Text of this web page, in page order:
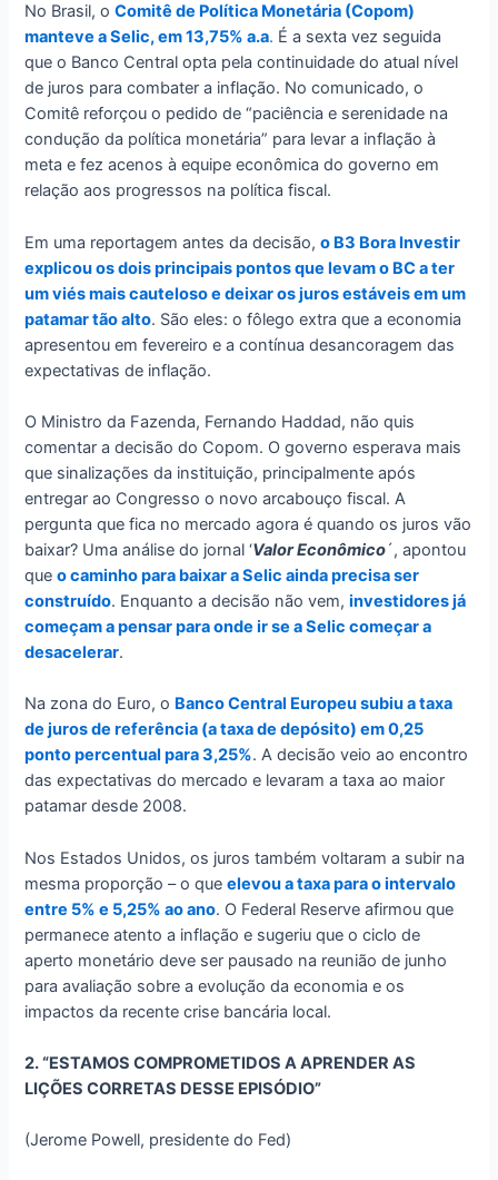
No Brasil, oComitê de Política Monetária (Copom)
manteve a Selic, em 13,75% a.a. É a sexta vez seguida
que o Banco Central opta pela continuidade do atual nível
de juros para combater a inflação. No comunicado, o
Comitê reforçou o pedido de “paciência e serenidade na
condução da política monetária” para levar a inflação à
meta e fez acenos à equipe econômica do governo em
relação aos progressos na política fiscal.
Em uma reportagem antes da decisão,o B3 Bora Investir
explicou os dois principais pontos que levam o BC a ter
um viés mais cauteloso e deixar os juros estáveis em um
patamar tão alto. São eles: o fôlego extra que a economia
apresentou em fevereiro e a contínua desancoragem das
expectativas de inflação.
O Ministro da Fazenda, Fernando Haddad, não quis
comentar a decisão do Copom. O governo esperava mais
que sinalizações da instituição, principalmente após
entregar ao Congresso o novo arcabouço fiscal. A
pergunta que fica no mercado agora é quando os juros vão
baixar? Uma análise do jornal ‘Valor Econômico´, apontou
queo caminho para baixar a Selic ainda precisa ser
construído. Enquanto a decisão não vem,investidores já
começam a pensar para onde ir se a Selic começar a
desacelerar.
Na zona do Euro, o Banco Central Europeu subiu a taxa
de juros de referência (a taxa de depósito) em 0,25
ponto percentual para 3,25%. A decisão veio ao encontro
das expectativas do mercado e levaram a taxa ao maior
patamar desde 2008.
Nos Estados Unidos, os juros também voltaram a subir na
mesma proporção – o queelevou a taxa para o intervalo
entre 5% e 5,25% ao ano. O Federal Reserve afirmou que
permanece atento a inflação e sugeriu que o ciclo de
aperto monetário deve ser pausado na reunião de junho
para avaliação sobre a evolução da economia e os
impactos da recente crise bancária local.
2. “ESTAMOS COMPROMETIDOS A APRENDER AS
LIÇÕES CORRETAS DESSE EPISÓDIO”
(Jerome Powell, presidente do Fed)